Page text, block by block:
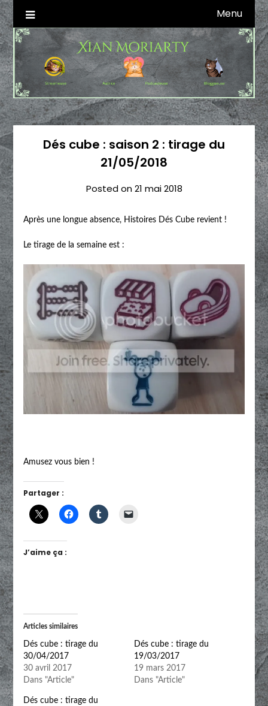
Skip
to
content
Xian Moriarty
Autrice SFFF & Blogueuse & Streameuse Menu
Dés cube : saison 2 : tirage du
21/05/2018
Posted on21 mai 2018
Après une longue absence, Histoires Dés Cube revient !
Le tirage de la semaine est :
Amusez vous bien !
Partager :
J’aime ça :
Articles similaires
Dés cube : tirage du
30/04/2017
30 avril 2017
Dans "Article"
Dés cube : tirage du
19/03/2017
19 mars 2017
Dans "Article"
Dés cube : tirage du